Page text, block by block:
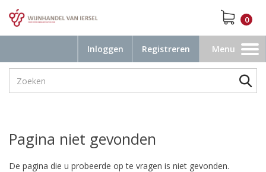
0
Inloggen Registreren
Toggle
navigation
Menu
Pagina niet gevonden
De pagina die u probeerde op te vragen is niet gevonden.